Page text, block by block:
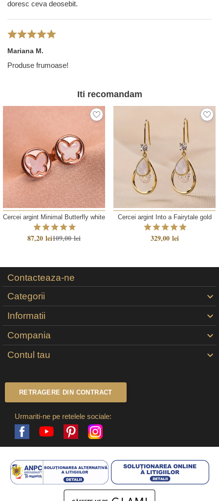
doresc ceva deosebit.
Mariana M.
Produse frumoase!
Iti recomandam
Cercei argint Minimal Butterfly white
87,20 lei109,00 lei
Cercei argint Into a Fairytale gold
329,00 lei
Contacteaza-ne
Categorii

Informatii 
Compania 
Contul tau 
RETRAGERE DIN CONTRACT
Urmariti-ne pe retelele sociale:
FacebookYouTube Pinterest